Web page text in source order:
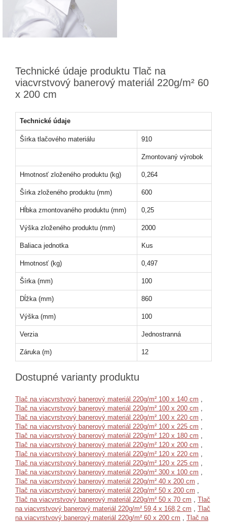
Technické údaje produktu Tlač na
viacvrstvový banerový materiál 220g/m² 60
x 200 cm
Technické údaje
Šírka tlačového materiálu 910
Zmontovaný výrobok
Hmotnosť zloženého produktu (kg) 0,264
Šírka zloženého produktu (mm) 600
Hĺbka zmontovaného produktu (mm) 0,25
Výška zloženého produktu (mm) 2000
Baliaca jednotka Kus
Hmotnosť (kg) 0,497
Šírka (mm) 100
Dĺžka (mm) 860
Výška (mm) 100
Verzia Jednostranná
Záruka (m) 12
Dostupné varianty produktu
Tlač na viacvrstvový banerový materiál 220g/m² 100 x 140 cm
Tlač na viacvrstvový banerový materiál 220g/m² 100 x 200 cm
Tlač na viacvrstvový banerový materiál 220g/m² 100 x 220 cm
Tlač na viacvrstvový banerový materiál 220g/m² 100 x 225 cm
Tlač na viacvrstvový banerový materiál 220g/m² 120 x 180 cm
Tlač na viacvrstvový banerový materiál 220g/m² 120 x 200 cm
Tlač na viacvrstvový banerový materiál 220g/m² 120 x 220 cm
Tlač na viacvrstvový banerový materiál 220g/m² 120 x 225 cm
Tlač na viacvrstvový banerový materiál 220g/m² 300 x 100 cm
Tlač na viacvrstvový banerový materiál 220g/m² 40 x 200 cm
Tlač na viacvrstvový banerový materiál 220g/m² 50 x 200 cm
Tlač na viacvrstvový banerový materiál 220g/m² 50 x 70 cm
Tlač
na viacvrstvový banerový materiál 220g/m² 59,4 x 168,2 cm
Tlač
na viacvrstvový banerový materiál 220g/m² 60 x 200 cm
Tlač na